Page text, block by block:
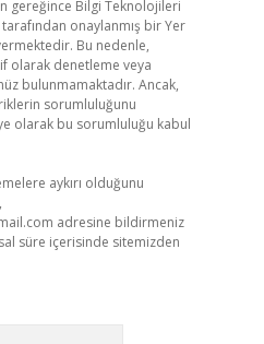
gereğince Bilgi Teknolojileri
onaylanmış bir Yer
Bu nedenle,
olarak denetleme veya
bulunmamaktadır. Ancak,
sorumluluğunu
olarak bu sorumluluğu kabul
aykırı olduğunu
adresine bildirmeniz
süre içerisinde sitemizden